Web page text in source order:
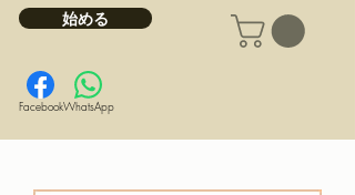
始める
FacebookWhatsApp